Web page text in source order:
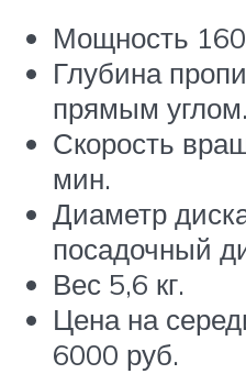
Мощность
Глубина
прямым углом.
Скорость
мин.
Диаметр
посадочный
Вес 5,6 кг.
Цена на
6000 руб.